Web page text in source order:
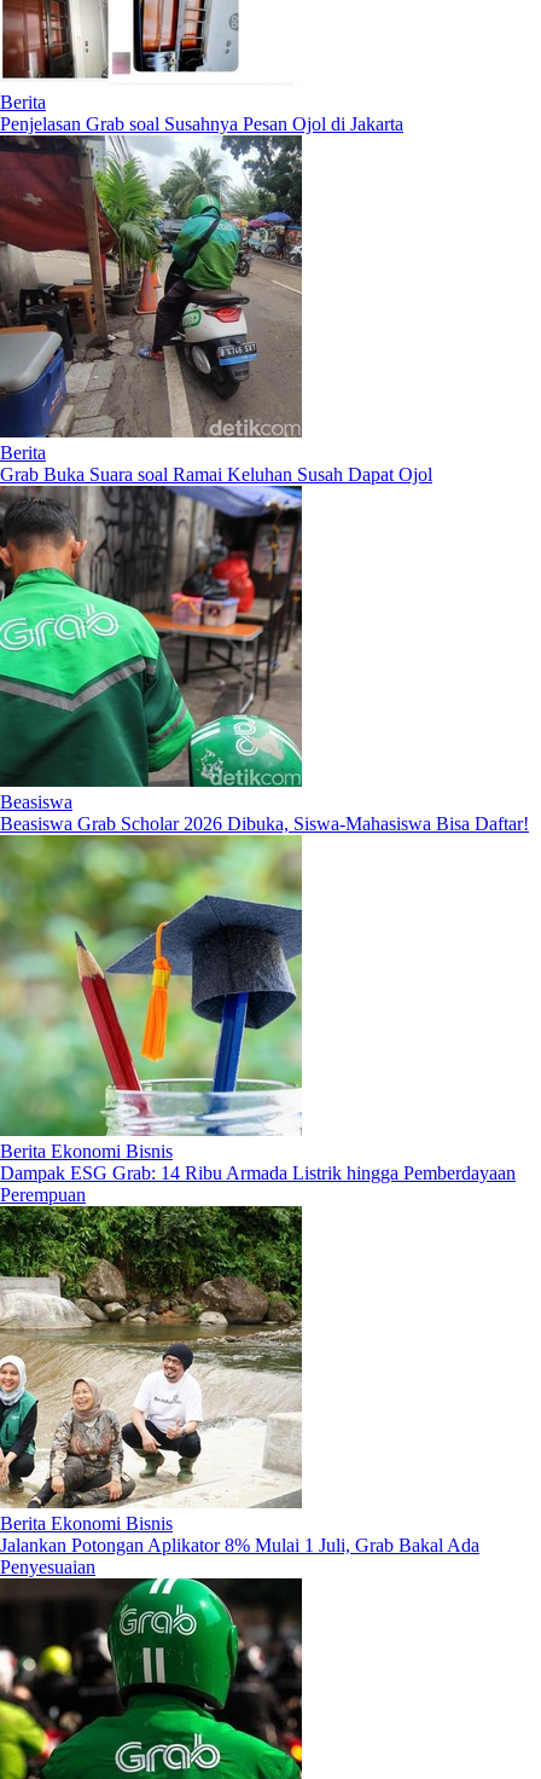
Berita
Penjelasan Grab soal Susahnya Pesan Ojol di Jakarta
Berita
Grab Buka Suara soal Ramai Keluhan Susah Dapat Ojol
Beasiswa
Beasiswa Grab Scholar 2026 Dibuka, Siswa-Mahasiswa Bisa Daftar!
Berita Ekonomi Bisnis
Dampak ESG Grab: 14 Ribu Armada Listrik hingga Pemberdayaan
Perempuan
Berita Ekonomi Bisnis
Jalankan Potongan Aplikator 8% Mulai 1 Juli, Grab Bakal Ada
Penyesuaian